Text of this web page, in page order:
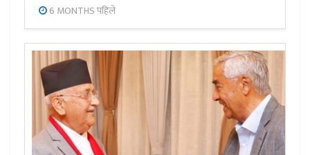
6 MONTHS पहिले